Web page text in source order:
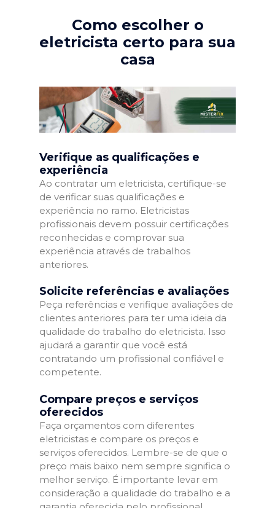
Como escolher o
eletricista certo para sua
casa
Verifique as qualificações e
experiência
Ao contratar um eletricista, certifique-se
de verificar suas qualificações e
experiência no ramo. Eletricistas
profissionais devem possuir certificações
reconhecidas e comprovar sua
experiência através de trabalhos
anteriores.
Solicite referências e avaliações
Peça referências e verifique avaliações de
clientes anteriores para ter uma ideia da
qualidade do trabalho do eletricista. Isso
ajudará a garantir que você está
contratando um profissional confiável e
competente.
Compare preços e serviços
oferecidos
Faça orçamentos com diferentes
eletricistas e compare os preços e
serviços oferecidos. Lembre-se de que o
preço mais baixo nem sempre significa o
melhor serviço. É importante levar em
consideração a qualidade do trabalho e a